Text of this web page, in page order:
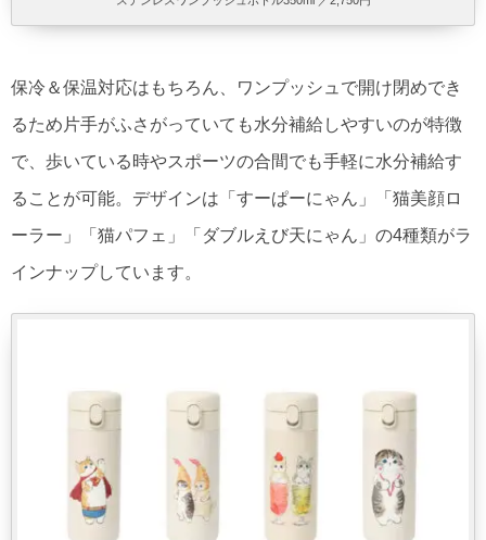
保冷＆保温対応はもちろん、ワンプッシュで開け閉めでき
るため片手がふさ​がっていても水分補給しやすいのが特徴
で、歩いている時やスポーツの合間でも手軽に水分補給す
ることが可能。デザインは「すーぱーにゃん」「猫美顔ロ
ーラー」「猫パフェ」「ダブルえび天にゃん」の4種類がラ
インナップしています。